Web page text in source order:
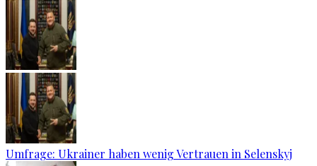
Umfrage: Ukrainer haben wenig Vertrauen in Selenskyj